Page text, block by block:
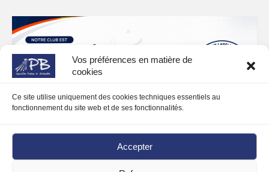
Vos préférences en matière de
cookies
Ce site utilise uniquement des cookies techniques essentiels au
fonctionnement du site web et de ses fonctionnalités.
Accepter